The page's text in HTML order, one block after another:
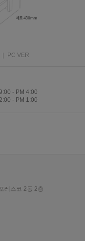
PC VER
- PM 4:00
- PM 1:00
레스코 2동 2층